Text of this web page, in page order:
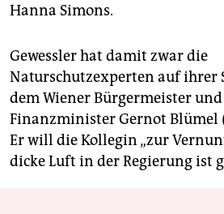
Hanna Simons.
Gewessler hat damit zwar die
Naturschutzexperten auf ihrer
dem Wiener Bürgermeister und
Finanzminister Gernot Blümel
Er will die Kollegin „zur
dicke Luft in der Regierung ist